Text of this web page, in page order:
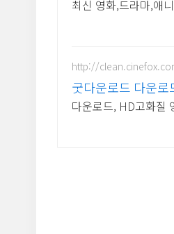
최신 영화,드라마,애
http://
굿다운로드 다운로
다운로드, HD고화질